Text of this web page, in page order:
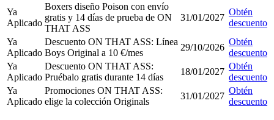
Ya
Aplicado
Boxers diseño Poison con envío
gratis y 14 días de prueba de ON
THAT ASS
31/01/2027
Obtén
descuento
Ya
Aplicado
Descuento ON THAT ASS: Línea
Boys Original a 10 €/mes
29/10/2026
Obtén
descuento
Ya
Aplicado
Descuento ON THAT ASS:
Pruébalo gratis durante 14 días
18/01/2027
Obtén
descuento
Ya
Aplicado
Promociones ON THAT ASS:
elige la colección Originals
31/01/2027
Obtén
descuento